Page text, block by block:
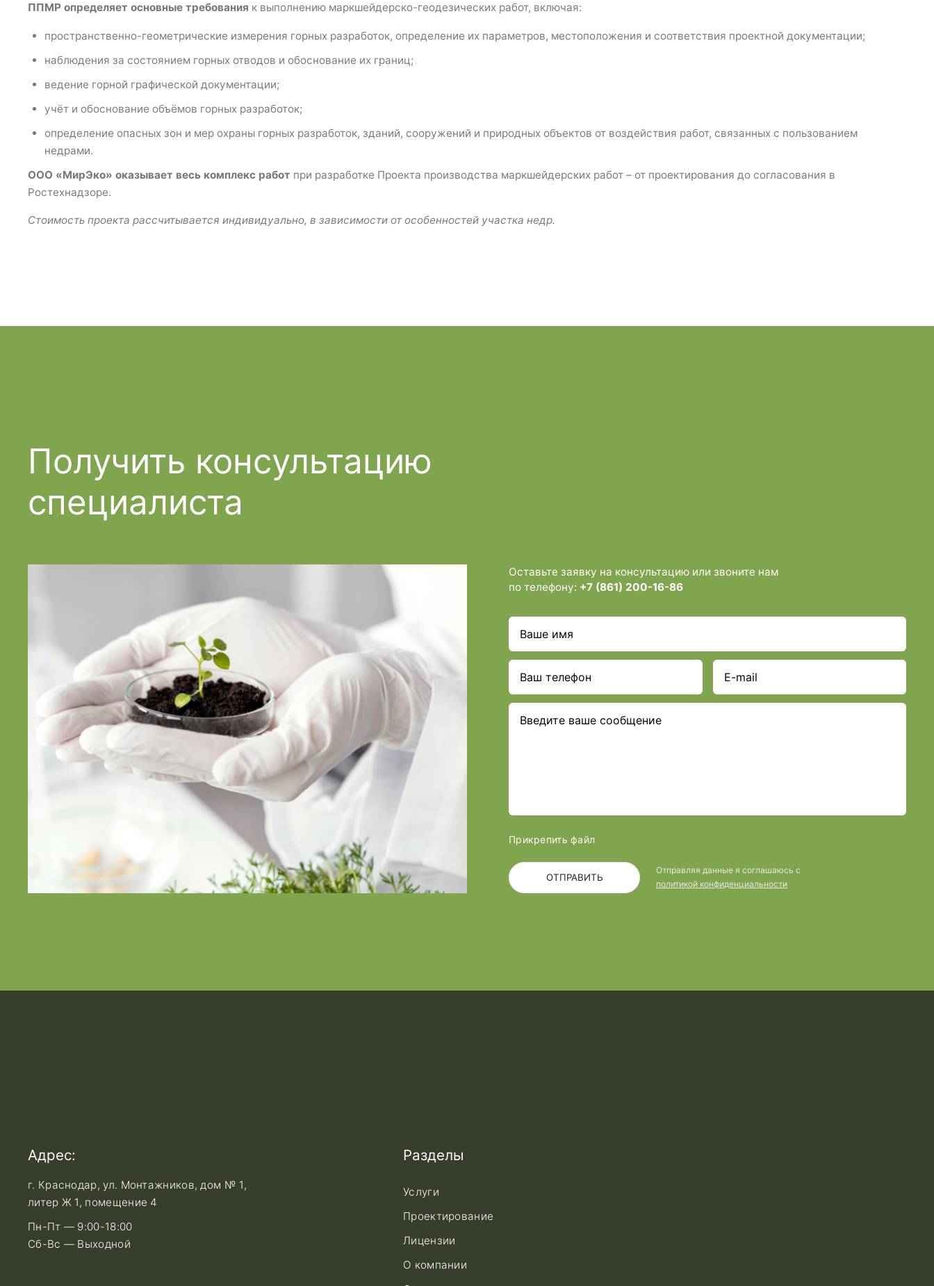
ППМР определяет основные требования к выполнению маркшейдерско-геодезических работ, включая:
пространственно-геометрические измерения горных разработок, определение их параметров, местоположения и соответствия проектной документации;
наблюдения за состоянием горных отводов и обоснование их границ;
ведение горной графической документации;
учёт и обоснование объёмов горных разработок;
определение опасных зон и мер охраны горных разработок, зданий, сооружений и природных объектов от воздействия работ, связанных с пользованием
недрами.
ООО «МирЭко» оказывает весь комплекс работ при разработке Проекта производства маркшейдерских работ – от проектирования до согласования в
Ростехнадзоре.
Стоимость проекта рассчитывается индивидуально, в зависимости от особенностей участка недр.
Получить консультацию
специалиста
Оставьте заявку на консультацию или звоните нам
по телефону: +7 (861) 200-16-86
Прикрепить файл
ОТПРАВИТЬ
Отправляя данные я соглашаюсь с
политикой конфиденциальности
Адрес:
г. Краснодар, ул. Монтажников, дом № 1,
литер Ж 1, помещение 4
Пн-Пт — 9:00-18:00
Сб-Вс — Выходной
Разделы
Услуги
Проектирование
Лицензии
О компании